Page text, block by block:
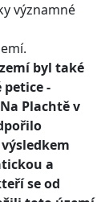
významné
byl také
-
Plachtě v
a
se od